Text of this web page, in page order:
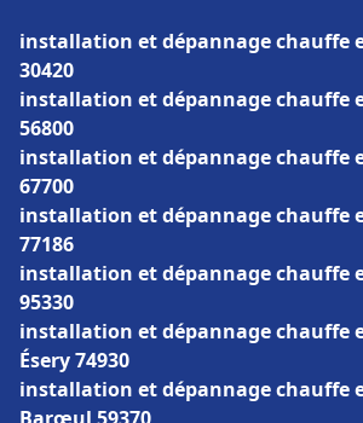
installation et dépannage chauffe
30420
installation et dépannage chauffe
56800
installation et dépannage chauffe
67700
installation et dépannage chauffe
77186
installation et dépannage chauffe
95330
installation et dépannage chauffe
Ésery 74930
installation et dépannage chauffe